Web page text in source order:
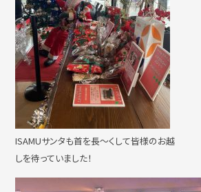
撮影・ロケハン
お問い合わせ
ISAMUサンタも首を長～くして皆様のお越
しを待っていました！